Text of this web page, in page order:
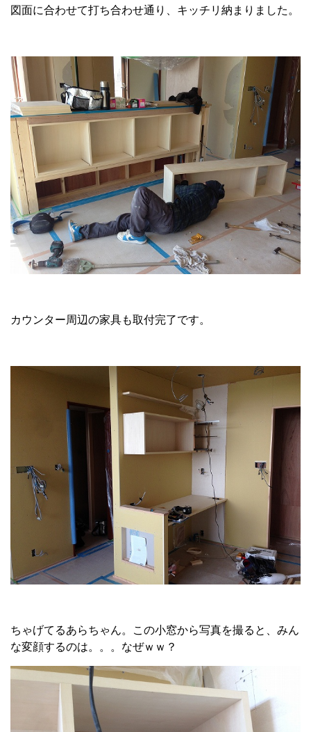
図面に合わせて打ち合わせ通り、キッチリ納まりました。
カウンター周辺の家具も取付完了です。
ちゃげてるあらちゃん。この小窓から写真を撮ると、みん
な変顔するのは。。。なぜｗｗ？